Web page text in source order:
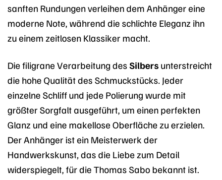
sanften Rundungen verleihen dem Anhänger eine
moderne Note, während die schlichte Eleganz ihn
zu einem zeitlosen Klassiker macht.
Die filigrane Verarbeitung des Silbers unterstreicht
die hohe Qualität des Schmuckstücks. Jeder
einzelne Schliff und jede Polierung wurde mit
größter Sorgfalt ausgeführt, um einen perfekten
Glanz und eine makellose Oberfläche zu erzielen.
Der Anhänger ist ein Meisterwerk der
Handwerkskunst, das die Liebe zum Detail
widerspiegelt, für die Thomas Sabo bekannt ist.